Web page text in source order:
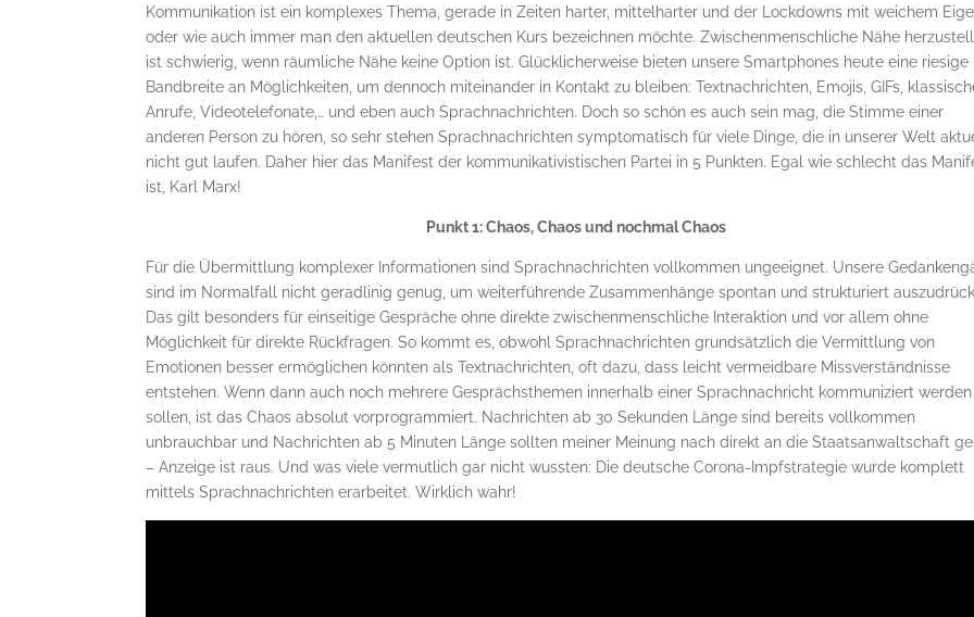
Kommunikation ist ein komplexes Thema, gerade in Zeiten harter, mittelharter und der Lockdowns mit weichem
oder wie auch immer man den aktuellen deutschen Kurs bezeichnen möchte. Zwischenmenschliche Nähe
ist schwierig, wenn räumliche Nähe keine Option ist. Glücklicherweise bieten unsere Smartphones heute eine riesige
Bandbreite an Möglichkeiten, um dennoch miteinander in Kontakt zu bleiben: Textnachrichten, Emojis, GIFs,
Anrufe, Videotelefonate,… und eben auch Sprachnachrichten. Doch so schön es auch sein mag, die Stimme einer
anderen Person zu hören, so sehr stehen Sprachnachrichten symptomatisch für viele Dinge, die in unserer Welt
nicht gut laufen. Daher hier das Manifest der kommunikativistischen Partei in 5 Punkten. Egal wie schlecht das
ist, Karl Marx!
Punkt 1: Chaos, Chaos und nochmal Chaos
Für die Übermittlung komplexer Informationen sind Sprachnachrichten vollkommen ungeeignet. Unsere
sind im Normalfall nicht geradlinig genug, um weiterführende Zusammenhänge spontan und strukturiert
Das gilt besonders für einseitige Gespräche ohne direkte zwischenmenschliche Interaktion und vor allem ohne
Möglichkeit für direkte Rückfragen. So kommt es, obwohl Sprachnachrichten grundsätzlich die Vermittlung von
Emotionen besser ermöglichen könnten als Textnachrichten, oft dazu, dass leicht vermeidbare Missverständnisse
entstehen. Wenn dann auch noch mehrere Gesprächsthemen innerhalb einer Sprachnachricht kommuniziert werden
sollen, ist das Chaos absolut vorprogrammiert. Nachrichten ab 30 Sekunden Länge sind bereits vollkommen
unbrauchbar und Nachrichten ab 5 Minuten Länge sollten meiner Meinung nach direkt an die Staatsanwaltschaft
– Anzeige ist raus. Und was viele vermutlich gar nicht wussten: Die deutsche Corona-Impfstrategie wurde komplett
mittels Sprachnachrichten erarbeitet. Wirklich wahr!